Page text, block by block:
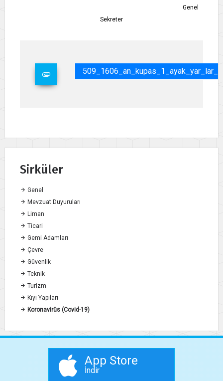
Genel
Sekreter
Sirküler
Genel
Mevzuat Duyuruları
Liman
Ticari
Gemi Adamları
Çevre
Güvenlik
Teknik
Turizm
Kıyı Yapıları
Koronavirüs (Covid-19)
App Store
İndir